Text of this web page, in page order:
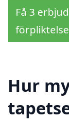
Få 3
Hur